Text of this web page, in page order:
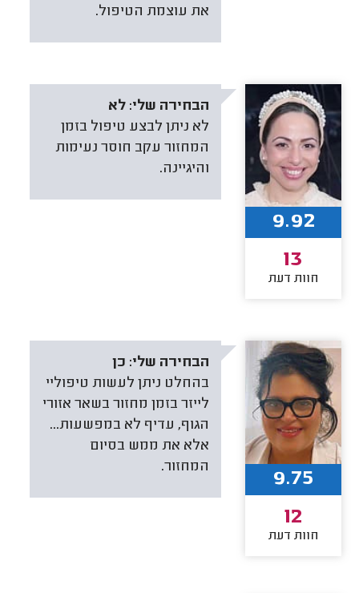
את עוצמת הטיפול.
הבחירה שלי: לא
לא ניתן לבצע טיפול בזמן
המחזור עקב חוסר נעימות
והיגיינה.
9.92
13
חוות דעת
הבחירה שלי: כן
בהחלט ניתן לעשות טיפוליי
לייזר בזמן מחזור בשאר אזורי
הגוף, עדיף לא במפשעות...
אלא את ממש בסיום
המחזור.
9.75
12
חוות דעת